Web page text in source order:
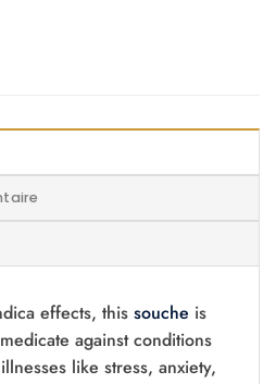
effects, this souche is
against conditions
like stress, anxiety,